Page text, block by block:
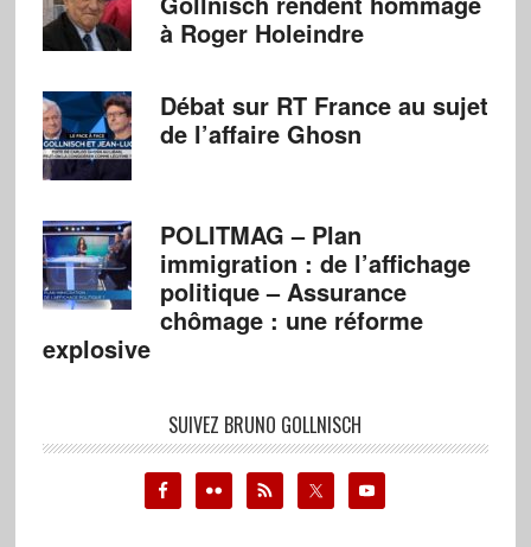
à Roger Holeindre
Débat sur RT France au sujet
de l’affaire Ghosn
POLITMAG – Plan
immigration : de l’affichage
politique – Assurance
chômage : une réforme
explosive
SUIVEZ BRUNO GOLLNISCH